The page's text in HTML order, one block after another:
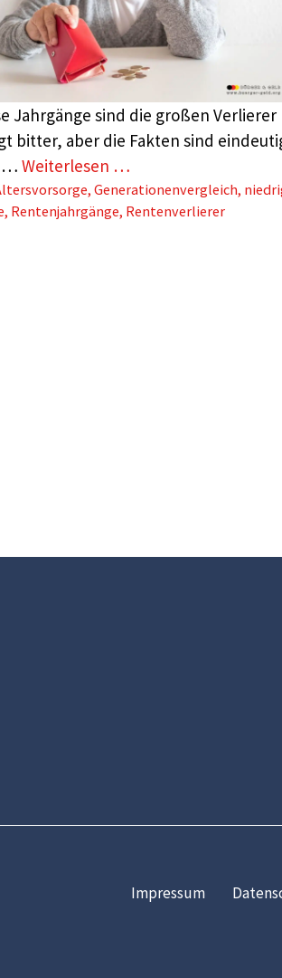
Jahrgänge sind die großen Verlierer
bitter, aber die Fakten sind
…Weiterlesen …
,Generationenvergleich,
, Rentenjahrgänge, Rentenverlierer
Impressum